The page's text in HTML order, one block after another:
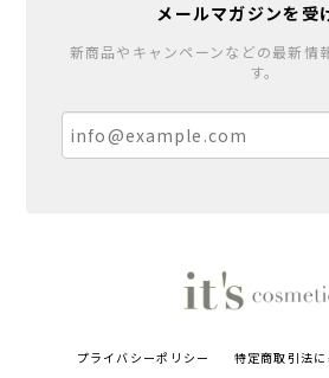
メールマガジンを受
新商品やキャンペーンなどの最新情
す。
プライバシーポリシー 特定商取引法